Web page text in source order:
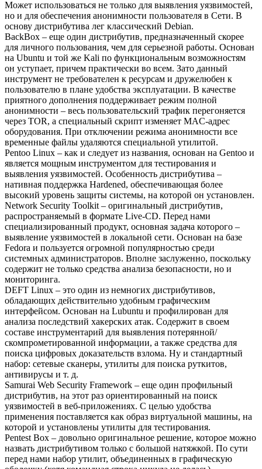
Может использоваться не только для выявления уязвимостей,
но и для обеспечения анонимности пользователя в Сети. В
основу дистрибутива лег классический Debian.
BackBox – еще один дистрибутив, предназначенный скорее
для личного пользования, чем для серьезной работы. Основан
на Ubuntu и той же Kali по функциональным возможностям
он уступает, причем практически во всем. Зато данный
инструмент не требователен к ресурсам и дружелюбен к
пользователю в плане удобства эксплуатации. В качестве
приятного дополнения поддерживает режим полной
анонимности – весь пользовательский трафик перегоняется
через TOR, а специальный скрипт изменяет MAC-адрес
оборудования. При отключении режима анонимности все
временные файлы удаляются специальной утилитой.
Pentoo Linux – как и следует из названия, основан на Gentoo и
является мощным инструментом для тестирования и
выявления уязвимостей. Особенность дистрибутива –
нативная поддержка Hardened, обеспечивающая более
высокий уровень защиты системы, на которой он установлен.
Network Security Toolkit – оригинальный дистрибутив,
распространяемый в формате Live-CD. Перед нами
специализированный продукт, основная задача которого –
выявление уязвимостей в локальной сети. Основан на базе
Fedora и пользуется огромной популярностью среди
системных администраторов. Вполне заслуженно, поскольку
содержит не только средства анализа безопасности, но и
мониторинга.
DEFT Linux – это один из немногих дистрибутивов,
обладающих действительно удобным графическим
интерфейсом. Основан на Lubuntu и профилирован для
анализа последствий хакерских атак. Содержит в своем
составе инструментарий для выявления потерянной/
скомпрометированной информации, а также средства для
поиска цифровых доказательств взлома. Ну и стандартный
набор: сетевые сканеры, утилиты для поиска руткитов,
антивирусы и т. д.
Samurai Web Security Framework – еще один профильный
дистрибутив, на этот раз ориентированный на поиск
уязвимостей в веб-приложениях. С целью удобства
применения поставляется как образ виртуальной машины, на
которой и установлены утилиты для тестирования.
Pentest Box – довольно оригинальное решение, которое можно
назвать дистрибутивом только с большой натяжкой. По сути
перед нами набор утилит, объединенных в графическую